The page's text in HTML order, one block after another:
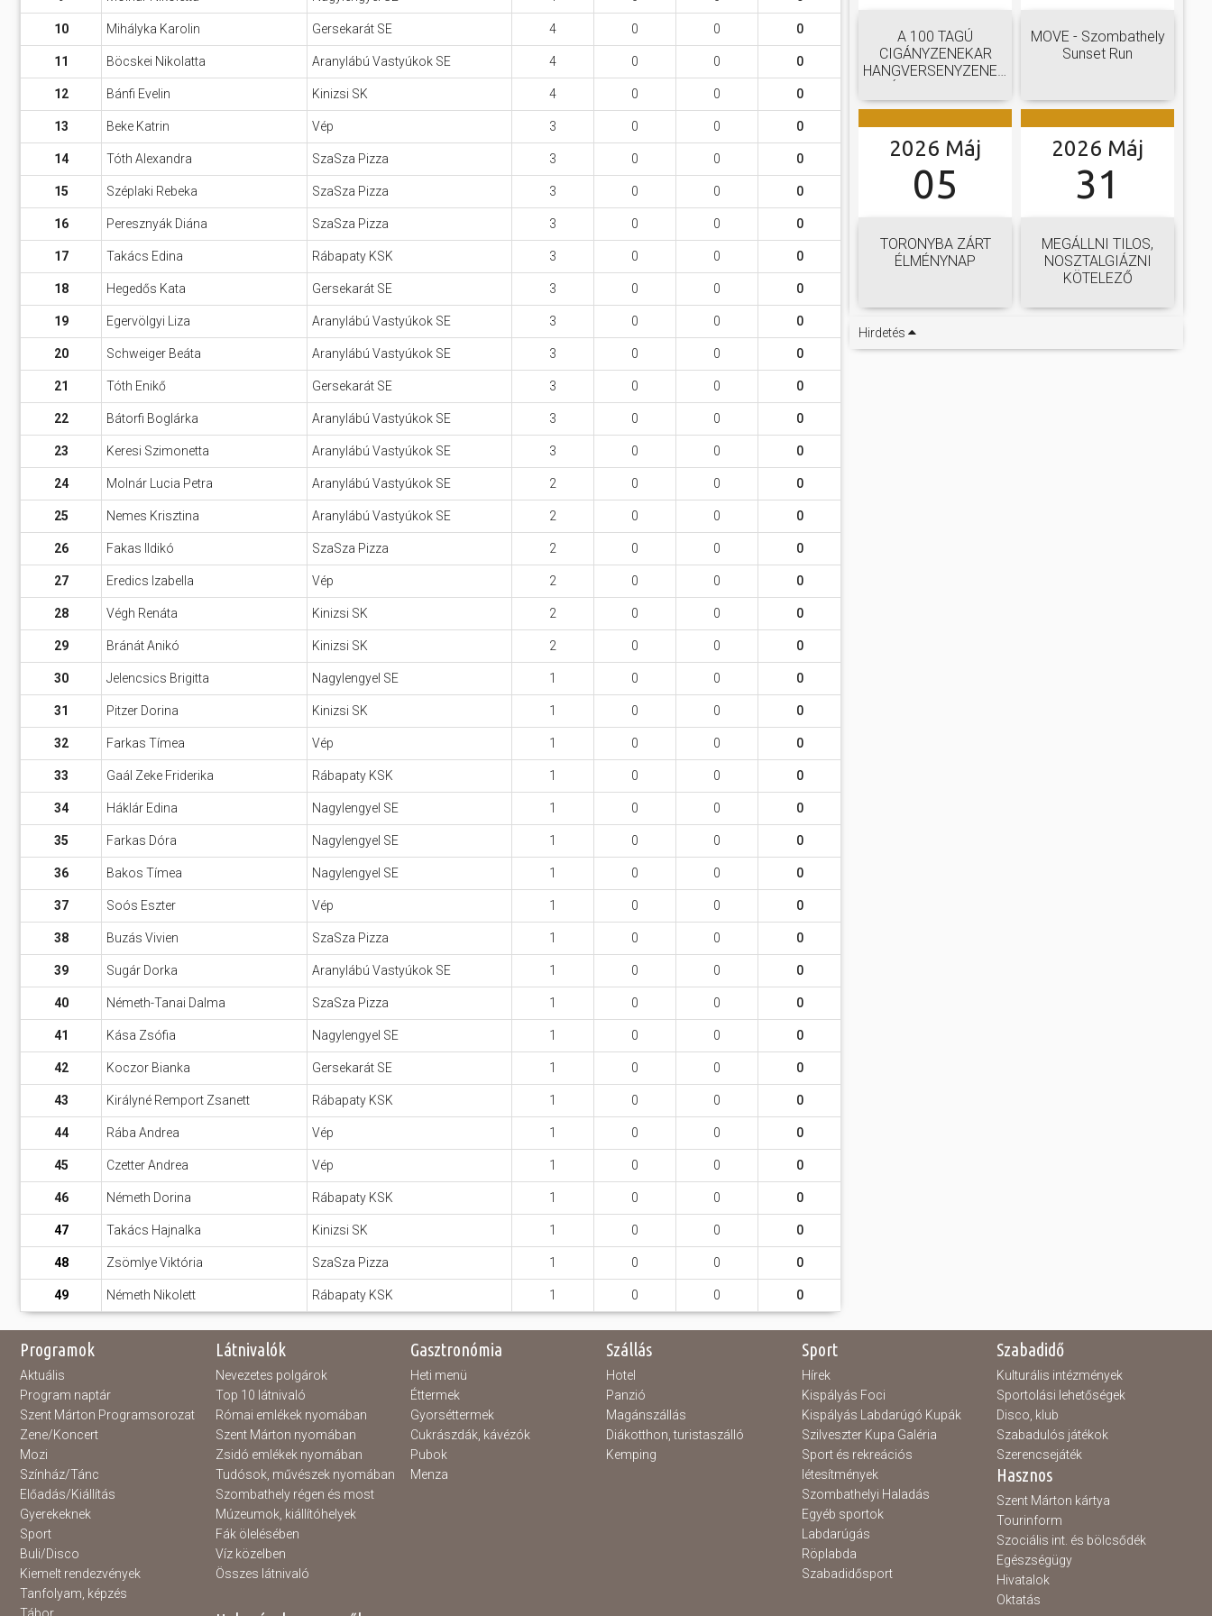
A 100 TAGÚ
CIGÁNYZENEKAR
HANGVERSENYZENEKARI
MOVE - Szombathely
Sunset Run
2026 Máj
05
TORONYBA ZÁRT
ÉLMÉNYNAP
2026 Máj
31
MEGÁLLNI TILOS,
NOSZTALGIÁZNI
KÖTELEZŐ
Hirdetés
10 Mihályka Karolin Gersekarát SE 4 0 0 0
11 Böcskei Nikolatta Aranylábú Vastyúkok SE 4 0 0 0
12 Bánfi Evelin Kinizsi SK 4 0 0 0
13 Beke Katrin Vép 3 0 0 0
14 Tóth Alexandra SzaSza Pizza 3 0 0 0
15 Széplaki Rebeka SzaSza Pizza 3 0 0 0
16 Peresznyák Diána SzaSza Pizza 3 0 0 0
17 Takács Edina Rábapaty KSK 3 0 0 0
18 Hegedős Kata Gersekarát SE 3 0 0 0
19 Egervölgyi Liza Aranylábú Vastyúkok SE 3 0 0 0
20 Schweiger Beáta Aranylábú Vastyúkok SE 3 0 0 0
21 Tóth Enikő Gersekarát SE 3 0 0 0
22 Bátorfi Boglárka Aranylábú Vastyúkok SE 3 0 0 0
23 Keresi Szimonetta Aranylábú Vastyúkok SE 3 0 0 0
24 Molnár Lucia Petra Aranylábú Vastyúkok SE 2 0 0 0
25 Nemes Krisztina Aranylábú Vastyúkok SE 2 0 0 0
26 Fakas Ildikó SzaSza Pizza 2 0 0 0
27 Eredics Izabella Vép 2 0 0 0
28 Végh Renáta Kinizsi SK 2 0 0 0
29 Bránát Anikó Kinizsi SK 2 0 0 0
30 Jelencsics Brigitta Nagylengyel SE 1 0 0 0
31 Pitzer Dorina Kinizsi SK 1 0 0 0
32 Farkas Tímea Vép 1 0 0 0
33 Gaál Zeke Friderika Rábapaty KSK 1 0 0 0
34 Háklár Edina Nagylengyel SE 1 0 0 0
35 Farkas Dóra Nagylengyel SE 1 0 0 0
36 Bakos Tímea Nagylengyel SE 1 0 0 0
37 Soós Eszter Vép 1 0 0 0
38 Buzás Vivien SzaSza Pizza 1 0 0 0
39 Sugár Dorka Aranylábú Vastyúkok SE 1 0 0 0
40 Németh-Tanai Dalma SzaSza Pizza 1 0 0 0
41 Kása Zsófia Nagylengyel SE 1 0 0 0
42 Koczor Bianka Gersekarát SE 1 0 0 0
43 Királyné Remport Zsanett Rábapaty KSK 1 0 0 0
44 Rába Andrea Vép 1 0 0 0
45 Czetter Andrea Vép 1 0 0 0
46 Németh Dorina Rábapaty KSK 1 0 0 0
47 Takács Hajnalka Kinizsi SK 1 0 0 0
48 Zsömlye Viktória SzaSza Pizza 1 0 0 0
49 Németh Nikolett Rábapaty KSK 1 0 0 0
Programok
Aktuális
Program naptár
Szent Márton Programsorozat
Zene/Koncert
Mozi
Színház/Tánc
Előadás/Kiállítás
Gyerekeknek
Sport
Buli/Disco
Kiemelt rendezvények
Tanfolyam, képzés
Látnivalók
Nevezetes polgárok
Top 10 látnivaló
Római emlékek nyomában
Szent Márton nyomában
Zsidó emlékek nyomában
Tudósok, művészek nyomában
Szombathely régen és most
Múzeumok, kiállítóhelyek
Fák ölelésében
Víz közelben
Összes látnivaló
Gasztronómia
Heti menü
Éttermek
Gyorséttermek
Cukrászdák, kávézók
Pubok
Menza
Szállás
Hotel
Panzió
Magánszállás
Diákotthon, turistaszálló
Kemping
Sport
Hírek
Kispályás Foci
Kispályás Labdarúgó Kupák
Szilveszter Kupa Galéria
Sport és rekreációs
létesítmények
Szombathelyi Haladás
Egyéb sportok
Labdarúgás
Röplabda
Szabadidősport
Szabadidő
Kulturális intézmények
Sportolási lehetőségek
Disco, klub
Szabadulós játékok
Szerencsejáték
Hasznos
Szent Márton kártya
Tourinform
Szociális int. és bölcsődék
Egészségügy
Hivatalok
Oktatás